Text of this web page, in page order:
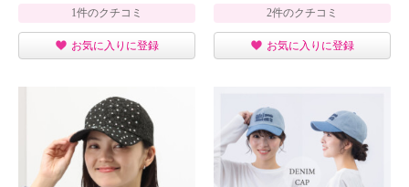
1件のクチコミ
お気に入りに登録
2件のクチコミ
お気に入りに登録